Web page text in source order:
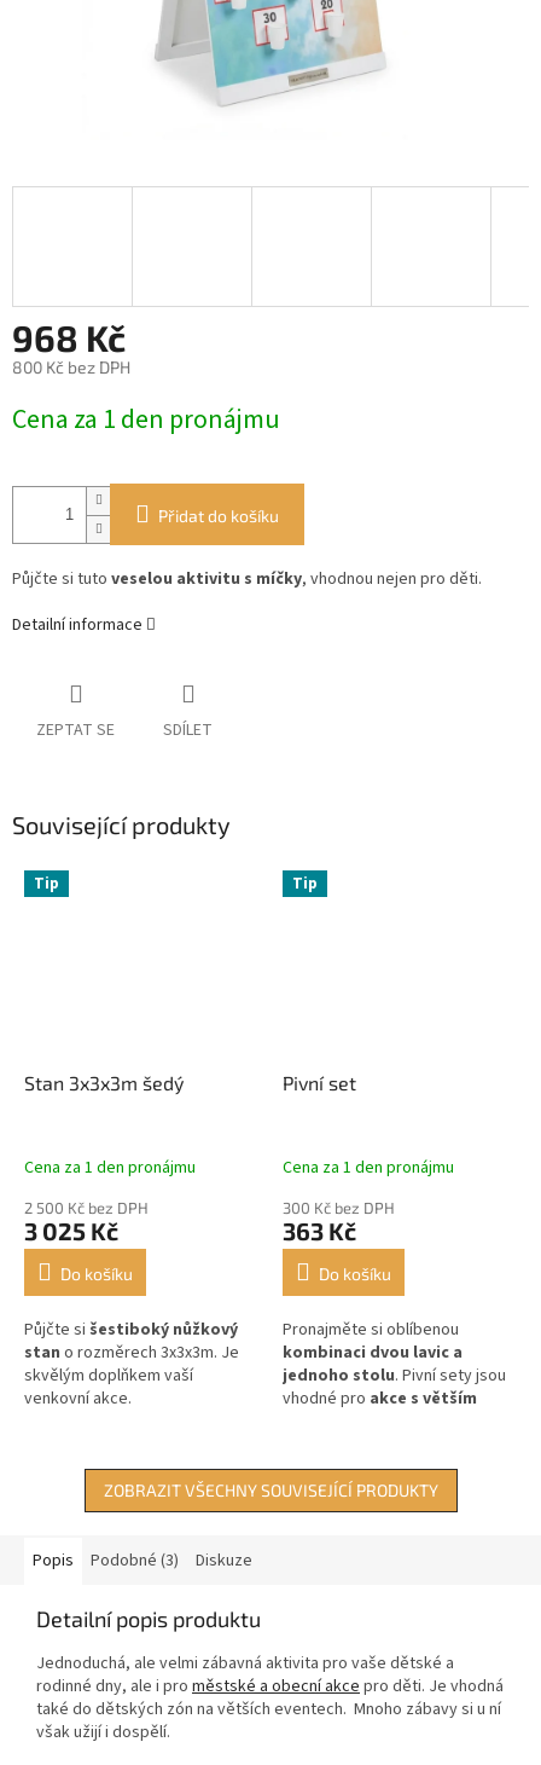
968 Kč
800 Kč bez DPH
cena:
Cena za 1 den pronájmu
Přidat do košíku
Půjčte si tuto veselou aktivitu s míčky, vhodnou nejen pro děti.
Detailní informace
ZEPTAT SE SDÍLET
Související produkty
Tip
Stan 3x3x3m šedý
Cena za 1 den pronájmu
2 500 Kč bez DPH
3 025 Kč
Do košíku
Půjčte si šestiboký nůžkový
stan o rozměrech 3x3x3m. Je
skvělým doplňkem vaší
venkovní akce.
Tip
Pivní set
Cena za 1 den pronájmu
300 Kč bez DPH
363 Kč
Do košíku
Pronajměte si oblíbenou
kombinaci dvou lavic a
jednoho stolu. Pivní sety jsou
vhodné pro akce s větším
ZOBRAZIT VŠECHNY SOUVISEJÍCÍ PRODUKTY
Popis Podobné (3) Diskuze
Detailní popis produktu
Jednoduchá, ale velmi zábavná aktivita pro vaše dětské a
rodinné dny, ale i pro městské a obecní akce pro děti. Je vhodná
také do dětských zón na větších eventech. Mnoho zábavy si u ní
však užijí i dospělí.